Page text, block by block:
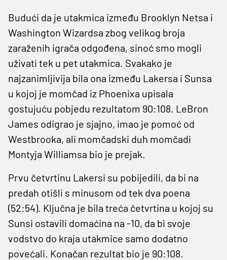
Budući da je utakmica između Brooklyn Netsa i
Washington Wizardsa zbog velikog broja
zaraženih igrača odgođena, sinoć smo mogli
uživati tek u pet utakmica. Svakako je
najzanimljivija bila ona između Lakersa i Sunsa
u kojoj je momčad iz Phoenixa upisala
gostujuću pobjedu rezultatom 90:108. LeBron
James odigrao je sjajno, imao je pomoć od
Westbrooka, ali momčadski duh momčadi
Montyja Williamsa bio je prejak.
Prvu četvrtinu Lakersi su pobijedili, da bi na
predah otišli s minusom od tek dva poena
(52:54). Ključna je bila treća četvrtina u kojoj su
Sunsi ostavili domaćina na -10, da bi svoje
vodstvo do kraja utakmice samo dodatno
povećali. Konačan rezultat bio je 90:108.